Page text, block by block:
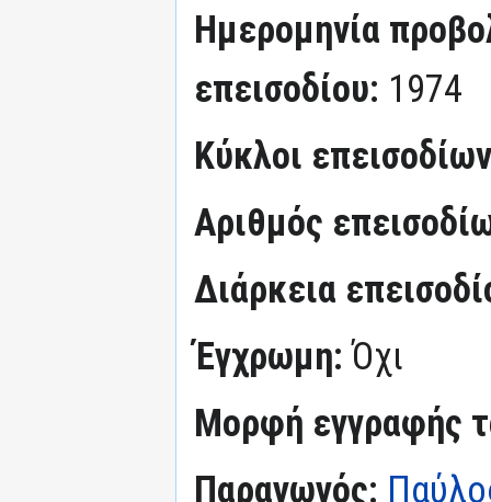
Ημερομηνία
επεισοδίου: 1974
Κύκλοι
Αριθμός
Διάρκεια
Έγχρωμη:Όχι
Μορφή εγγραφής
Παραγωγός: